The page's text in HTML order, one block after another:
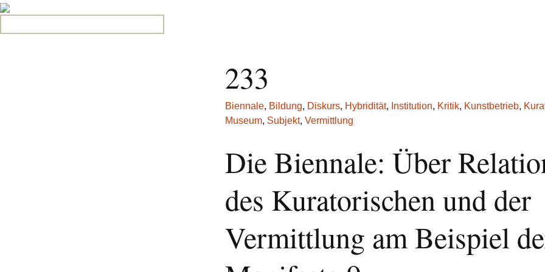
233
Biennale, Bildung, Diskurs, Hybridität, Institution, Kritik, Kunstbetrieb,
Museum, Subjekt, Vermittlung
Die Biennale: Über
des Kuratorischen und der
Vermittlung am Beispiel